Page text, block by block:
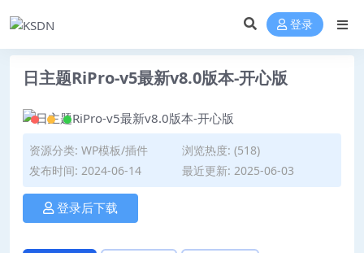
登录
日主题RiPro-v5最新v8.0版本-开心版
资源分类: WP模板/插件
浏览热度: (518)
发布时间: 2024-06-14
最近更新: 2025-06-03
登录后下载